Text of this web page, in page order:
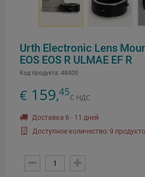
Urth Electronic Lens
EOS EOS R ULMAE EF R
Код продукта: 48400
€ 159,45С НДС
Доставка 6 - 11 дней
Доступное количество: 9